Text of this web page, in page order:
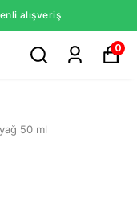
alışveriş
0
50 ml